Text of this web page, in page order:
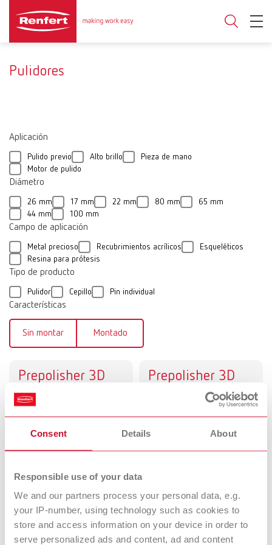
Consent Details About
Responsible use of your data
We and our partners process your personal data, e.g.
your IP-number, using technology such as cookies to
store and access information on your device in order to
serve personalized ads and content, ad and content
Pulidores
Aplicación
Pulido previo Alto brillo
Pieza de mano
Motor de pulido
Diámetro
26 mm 17 mm 22 mm 80 mm
65 mm
44 mm
100 mm
Campo de aplicación
Metal precioso Recubrimientos acrílicos
Esqueléticos
Resina para prótesis
Tipo de producto
Pulidor Cepillo Pin individual
Características
Sin montar Montado
Prepolisher 3D
side
Prepolisher 3D
Disco de cuero Polisoft A
Pulidor
Polisoft
Pulidor
silicona